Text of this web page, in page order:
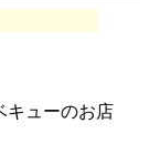
キューのお店